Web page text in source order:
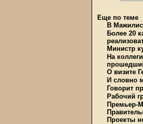
Еще по теме
В
Более 20
Министр
На
О визите
И словно
Говорит
Рабочий
Премьер-
Проекты